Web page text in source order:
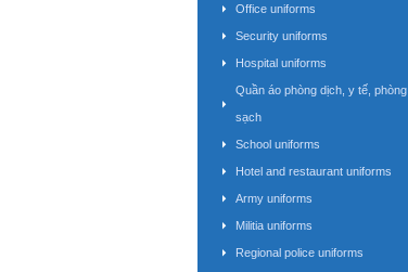
Office uniforms
Security uniforms
Hospital uniforms
Quần áo phòng dịch, y tế, phòng
sạch
School uniforms
Hotel and restaurant uniforms
Army uniforms
Militia uniforms
Regional police uniforms